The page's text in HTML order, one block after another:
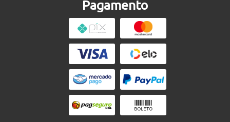
Pagamento